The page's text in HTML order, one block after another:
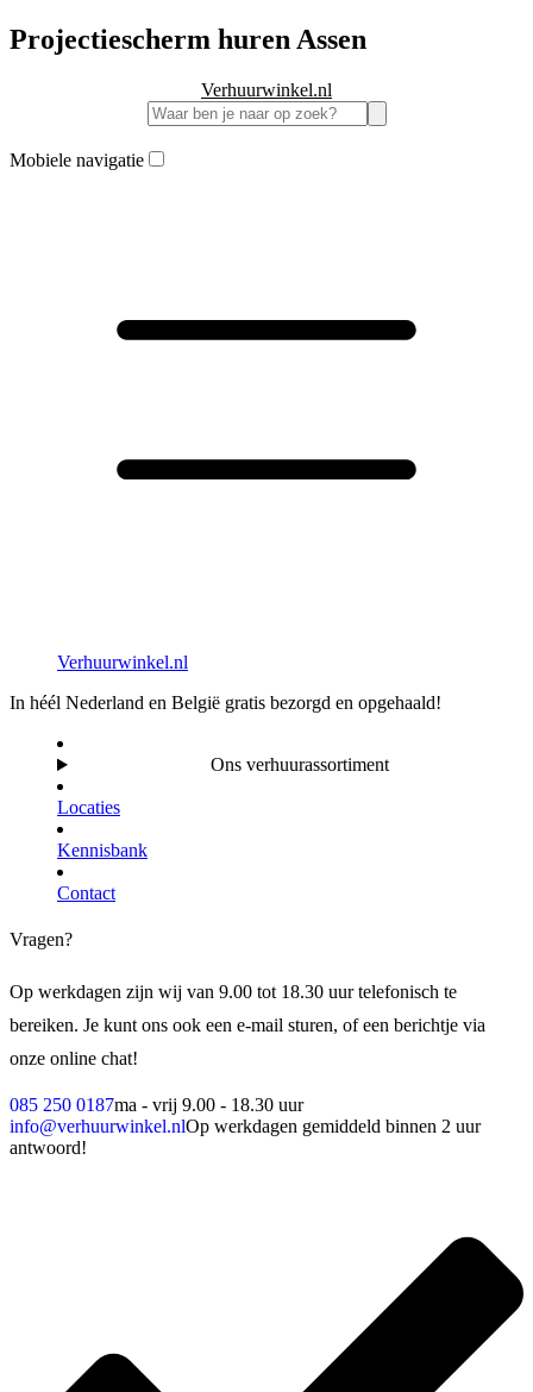
Projectiescherm huren Assen
Verhuurwinkel.nl
Mobiele navigatie
Verhuurwinkel.nl
In héél Nederland en België gratis bezorgd en opgehaald!
Ons verhuurassortiment
Locaties
Kennisbank
Contact
Vragen?
Op werkdagen zijn wij van 9.00 tot 18.30 uur telefonisch te
bereiken. Je kunt ons ook een e-mail sturen, of een berichtje via
onze online chat!
085 250 0187ma - vrij 9.00 - 18.30 uur
info@verhuurwinkel.nlOp werkdagen gemiddeld binnen 2 uur
antwoord!